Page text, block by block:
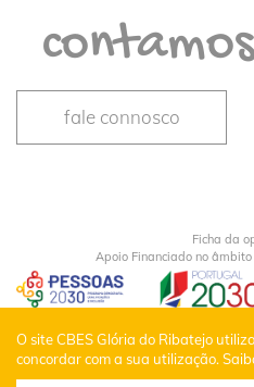
fale connosco
Ficha da
Apoio Financiado no
CBES Glória do
Reservados |
O site CBES Glória do Ribatejo
concordar com a sua utilização.